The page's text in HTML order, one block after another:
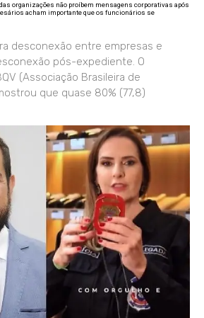
organizações não proíbem mensagens corporativas após
acham importante que os funcionários se
desconexão entre empresas e
pós-expediente. O
(Associação Brasileira de
que quase 80% (77,8)